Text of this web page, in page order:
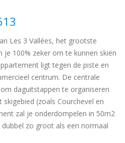
Les 3 Vallées, het grootste
je 100% zeker om te kunnen skiën
ligt tegen de piste en
centrum. De centrale
daguitstappen te organiseren
(zoals Courchevel en
zal je onderdompelen in 50m2
zo groot als een normaal